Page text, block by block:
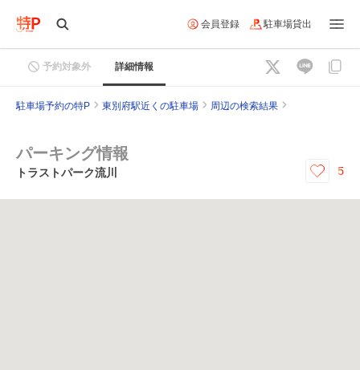
会員登録 駐車場貸出
予約対象外 詳細情報
駐車場予約の特P 東別府駅近くの駐車場 周辺の検索結果
パーキング情報
トラストパーク流川 5